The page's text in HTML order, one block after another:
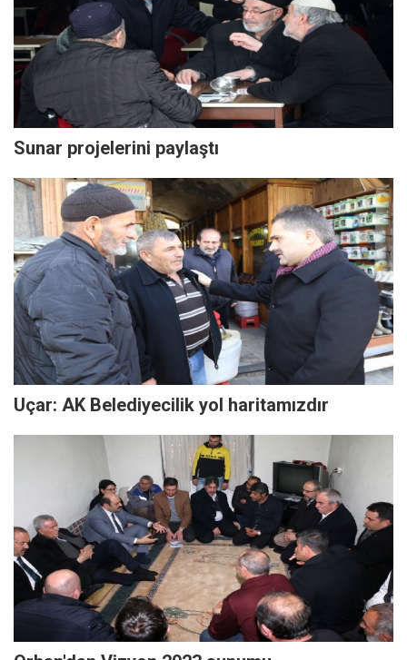
Sunar projelerini paylaştı
Uçar: AK Belediyecilik yol haritamızdır